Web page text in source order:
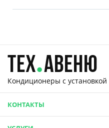
Кондиционеры с установкой
КОНТАКТЫ